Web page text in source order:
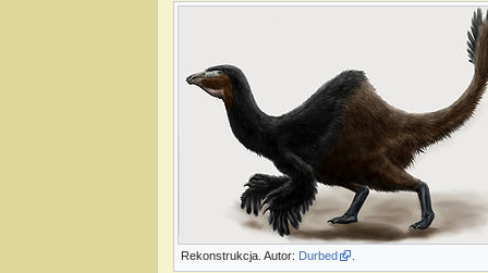
Rekonstrukcja. Autor: Durbed